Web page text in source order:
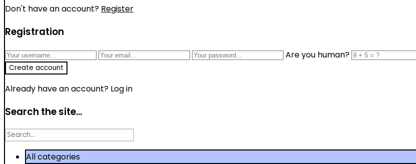
Don't have an account? Register
Registration
Are you human?
Already have an account? Log in
Search the site...
Search
All categories